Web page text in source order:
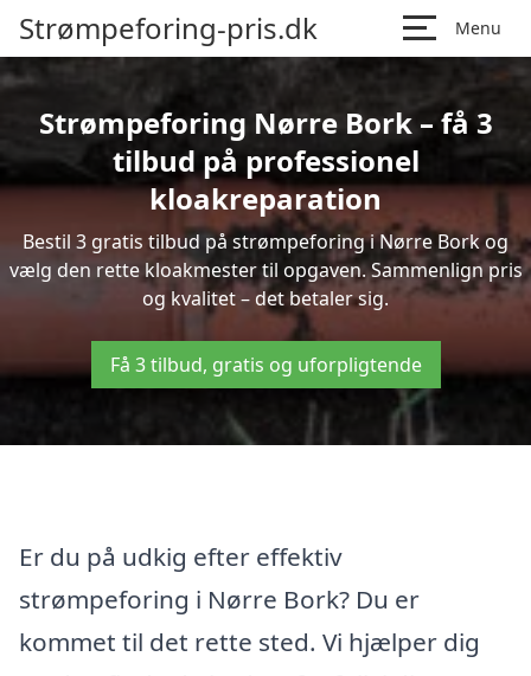
Strømpeforing-pris.dk Menu
Strømpeforing Nørre Bork – få 3
tilbud på professionel
kloakreparation
Bestil 3 gratis tilbud på strømpeforing i Nørre Bork og
vælg den rette kloakmester til opgaven. Sammenlign pris
og kvalitet – det betaler sig.
Få 3 tilbud, gratis og uforpligtende
Er du på udkig efter effektiv
strømpeforing i Nørre Bork? Du er
kommet til det rette sted. Vi hjælper dig